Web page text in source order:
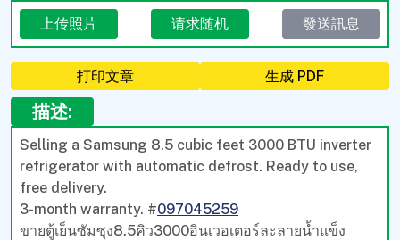
上传照片 请求随机 發送訊息
描述:
打印文章 生成 PDF
Selling a Samsung 8.5 cubic feet 3000 BTU inverter
refrigerator with automatic defrost. Ready to use,
free delivery.
3-month warranty. #097045259
ขายตู้เย็นซัมซุง8.5คิว3000อินเวอเตอร์ละลายน้ำแข็ง